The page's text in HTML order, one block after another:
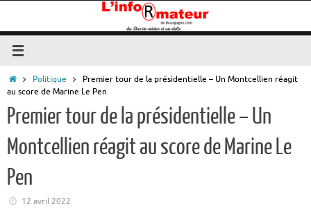
contenu
AccueilPolitique
Premier tour de la présidentielle – Un Montcellien réagit
au score de Marine Le Pen
Premier tour de la présidentielle – Un
Montcellien réagit au score de Marine Le
Pen
12 avril 2022